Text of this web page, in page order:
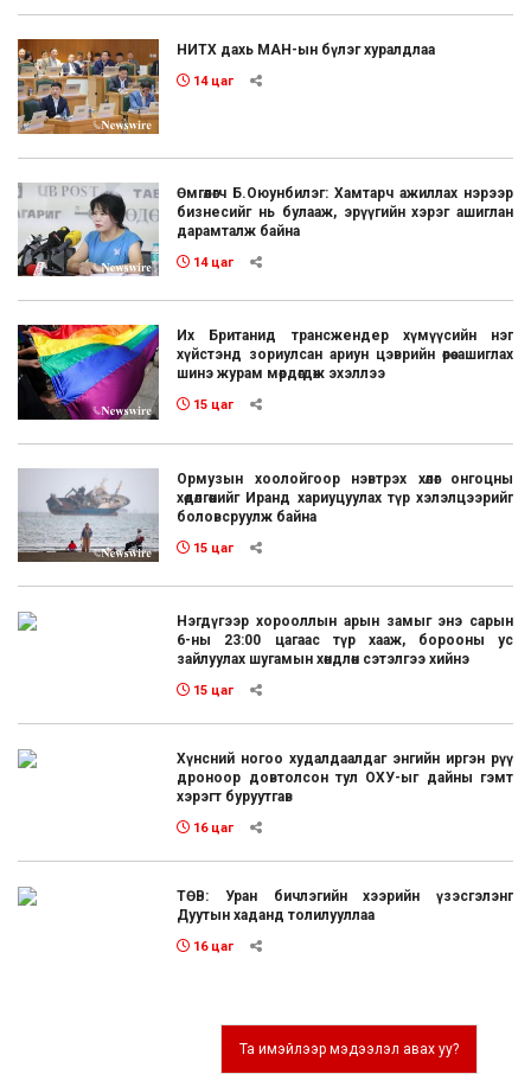
НИТХ дахь МАН-ын бүлэг хуралдлаа
14 цаг
Өмгөөлөгч Б.Оюунбилэг: Хамтарч ажиллах нэрээр
бизнесийг нь булааж, эрүүгийн хэрэг ашиглан
дарамталж байна
14 цаг
Их Британид трансжендер хүмүүсийн нэг
хүйстэнд зориулсан ариун цэврийн өрөө ашиглах
шинэ журам мөрдөгдөж эхэллээ
15 цаг
Ормузын хоолойгоор нэвтрэх хөлөг онгоцны
хөдөлгөөнийг Иранд хариуцуулах түр хэлэлцээрийг
боловсруулж байна
15 цаг
Нэгдүгээр хорооллын арын замыг энэ сарын
6-ны 23:00 цагаас түр хааж, борооны ус
зайлуулах шугамын хөндлөн сэтэлгээ хийнэ
15 цаг
Хүнсний ногоо худалдаалдаг энгийн иргэн рүү
дроноор довтолсон тул ОХУ-ыг дайны гэмт
хэрэгт буруутгав
16 цаг
ТӨВ: Уран бичлэгийн хээрийн үзэсгэлэнг
Дуутын хаданд толилууллаа
16 цаг
Та имэйлээр мэдээлэл авах уу?